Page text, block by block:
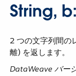
String,
2 つの文字列間の
離) を返します。
DataWeave バー